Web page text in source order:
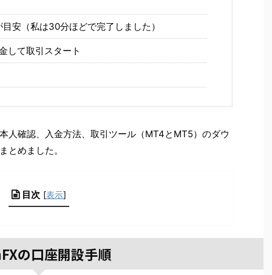
安（私は30分ほどで完了しました）
して取引スタート
人確認、入金方法、取引ツール（MT4とMT5）のダウ
とめました。
目次 [表示]
の口座開設手順